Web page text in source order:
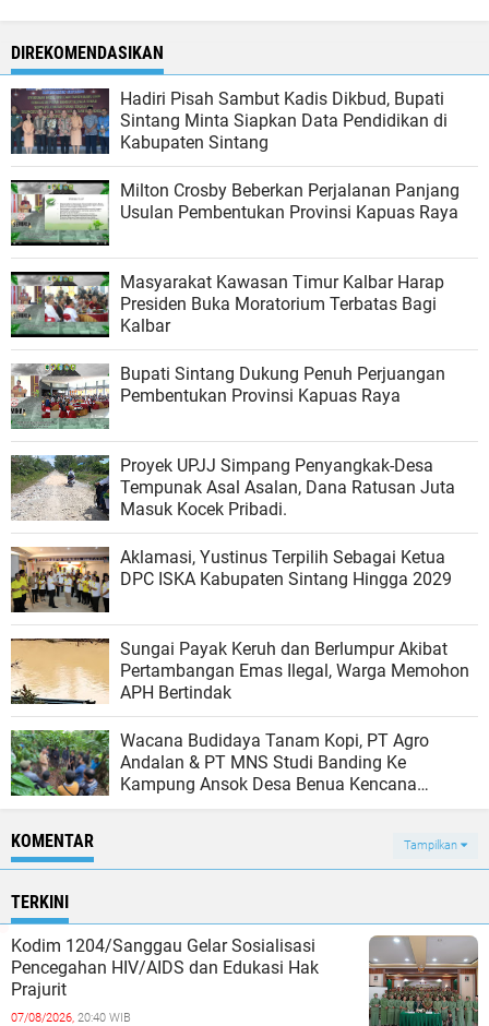
DIREKOMENDASIKAN
Hadiri Pisah Sambut Kadis Dikbud, Bupati
Sintang Minta Siapkan Data Pendidikan di
Kabupaten Sintang
Milton Crosby Beberkan Perjalanan Panjang
Usulan Pembentukan Provinsi Kapuas Raya
Masyarakat Kawasan Timur Kalbar Harap
Presiden Buka Moratorium Terbatas Bagi
Kalbar
Bupati Sintang Dukung Penuh Perjuangan
Pembentukan Provinsi Kapuas Raya
Proyek UPJJ Simpang Penyangkak-Desa
Tempunak Asal Asalan, Dana Ratusan Juta
Masuk Kocek Pribadi.
Aklamasi, Yustinus Terpilih Sebagai Ketua
DPC ISKA Kabupaten Sintang Hingga 2029
Sungai Payak Keruh dan Berlumpur Akibat
Pertambangan Emas Ilegal, Warga Memohon
APH Bertindak
Wacana Budidaya Tanam Kopi, PT Agro
Andalan & PT MNS Studi Banding Ke
Kampung Ansok Desa Benua Kencana
KOMENTAR
Tampilkan
TERKINI
Kodim 1204/Sanggau Gelar Sosialisasi
Pencegahan HIV/AIDS dan Edukasi Hak
Prajurit
07/08/2026, 20:40 WIB